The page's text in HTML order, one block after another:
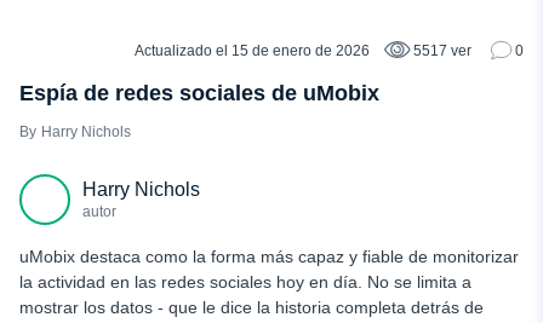
Actualizado el 15 de enero de 2026 5517 ver 0
Espía de redes sociales de uMobix
Harry Nichols
Harry Nichols
autor
uMobix destaca como la forma más capaz y fiable de monitorizar
la actividad en las redes sociales hoy en día. No se limita a
mostrar los datos - que le dice la historia completa detrás de
Tinder
Espía a los mensajeros con uMobix
WhatsApp
Telegrama
Viber
Facebook Messenger